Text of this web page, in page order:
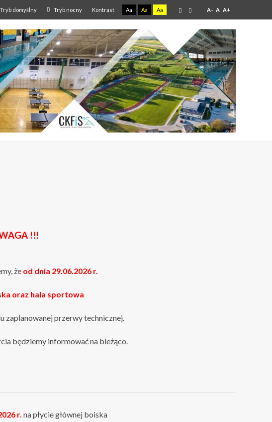
Tryb domyślny Tryb nocny Kontrast Aa Aa Aa A- A A+
!!!
że od dnia 29.06.2026 r.
oraz hala sportowa
zaplanowanej przerwy technicznej.
będziemy informować na bieżąco.
r. na płycie głównej boiska